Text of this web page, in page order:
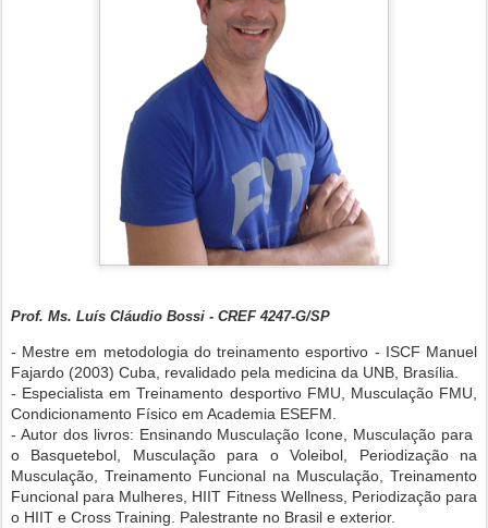
Prof. Ms. Luís Cláudio Bossi - CREF 4247-G/SP
- Mestre em metodologia do treinamento esportivo - ISCF Manuel
Fajardo (2003) Cuba, revalidado pela medicina da UNB, Brasília.
- Especialista em Treinamento desportivo FMU, Musculação FMU,
Condicionamento Físico em Academia ESEFM.
- Autor dos livros: Ensinando Musculação Icone, Musculação para
o Basquetebol, Musculação para o Voleibol, Periodização na
Musculação, Treinamento Funcional na Musculação, Treinamento
Funcional para Mulheres, HIIT Fitness Wellness, Periodização para
o HIIT e Cross Training. Palestrante no Brasil e exterior.